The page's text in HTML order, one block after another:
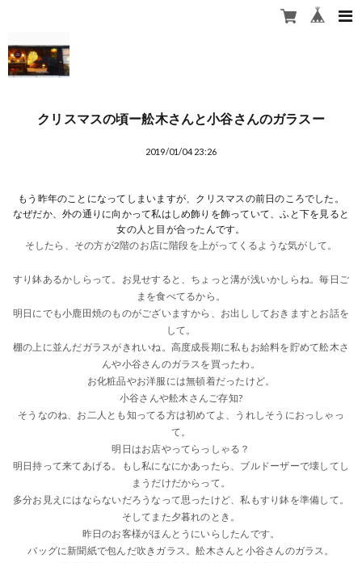
クリスマスの頃ー舩木さんと小谷さんのガラスー
2019/01/04 23:26
もう昨年のことになってしまいますが、クリスマスの前日のころでした。
なぜだか、外の通りに向かって私はしめ飾りを飾っていて、ふと下を見ると
女の人と目が合ったんです。
そしたら、その方が2階のお店に階段を上がってくるような気がして。
すり鉢あるかしらって。お見せすると、ちょっと溝が浅いかしらね。毎日ご
まを食べてるから。
明日にでも小鹿田焼のものがございますから、お出ししておきますとお話を
して。
棚の上に並んだガラスがきれいね。高度成長期に私もお給料を貯めて舩木さ
んや小谷さんのガラスを買ったわ。
お化粧品やお洋服には無頓着だったけど。
小谷さんや舩木さんご存知?
そうなのね、お二人とも知ってる方は初めてよ、うれしそうにおっしゃっ
て。
明日はお店やってらっしゃる？
明日持って来てあげる。もし私になにかあったら、ブルドーザーで壊してし
まうだけだからって。
多分お見えにはならないだろうなって思ったけど、私もすり鉢を準備して。
そしてまた夕暮れのとき。
昨日のお客様がほんとうにいらしたんです。
バッグに新聞紙で包んだ吹きガラス。舩木さんと小谷さんのガラス。